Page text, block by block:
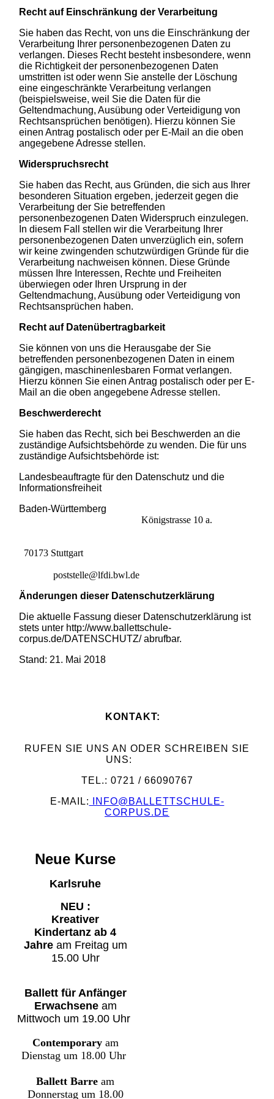
Recht auf Einschränkung der Verarbeitung
Sie haben das Recht, von uns die Einschränkung der
Verarbeitung Ihrer personenbezogenen Daten zu
verlangen. Dieses Recht besteht insbesondere, wenn
die Richtigkeit der personenbezogenen Daten
umstritten ist oder wenn Sie anstelle der Löschung
eine eingeschränkte Verarbeitung verlangen
(beispielsweise, weil Sie die Daten für die
Geltendmachung, Ausübung oder Verteidigung von
Rechtsansprüchen benötigen). Hierzu können Sie
einen Antrag postalisch oder per E-Mail an die oben
angegebene Adresse stellen.
Widerspruchsrecht
Sie haben das Recht, aus Gründen, die sich aus Ihrer
besonderen Situation ergeben, jederzeit gegen die
Verarbeitung der Sie betreffenden
personenbezogenen Daten Widerspruch einzulegen.
In diesem Fall stellen wir die Verarbeitung Ihrer
personenbezogenen Daten unverzüglich ein, sofern
wir keine zwingenden schutzwürdigen Gründe für die
Verarbeitung nachweisen können. Diese Gründe
müssen Ihre Interessen, Rechte und Freiheiten
überwiegen oder Ihren Ursprung in der
Geltendmachung, Ausübung oder Verteidigung von
Rechtsansprüchen haben.
Recht auf Datenübertragbarkeit
Sie können von uns die Herausgabe der Sie
betreffenden personenbezogenen Daten in einem
gängigen, maschinenlesbaren Format verlangen.
Hierzu können Sie einen Antrag postalisch oder per E-
Mail an die oben angegebene Adresse stellen.
Beschwerderecht
Sie haben das Recht, sich bei Beschwerden an die
zuständige Aufsichtsbehörde zu wenden. Die für uns
zuständige Aufsichtsbehörde ist:
Landesbeauftragte für den Datenschutz und die
Informationsfreiheit
Baden-Württemberg
Königstrasse 10 a.
70173 Stuttgart
poststelle@lfdi.bwl.de
Änderungen dieser Datenschutzerklärung
Die aktuelle Fassung dieser Datenschutzerklärung ist
stets unter http://www.ballettschule-
corpus.de/DATENSCHUTZ/ abrufbar.
Stand: 21. Mai 2018
KONTAKT:
RUFEN SIE UNS AN ODER SCHREIBEN SIE
UNS:
TEL.: 0721 / 66090767
E-MAIL: INFO@BALLETTSCHULE-
CORPUS.DE
Neue Kurse
Karlsruhe
NEU :
Kreativer
Kindertanzab 4
Jahre am Freitag um
15.00 Uhr
Ballett für Anfänger
Erwachseneam
Mittwoch um 19.00 Uhr
Contemporary am
Dienstag um 18.00 Uhr
Ballett Barre am
Donnerstag um 18.00